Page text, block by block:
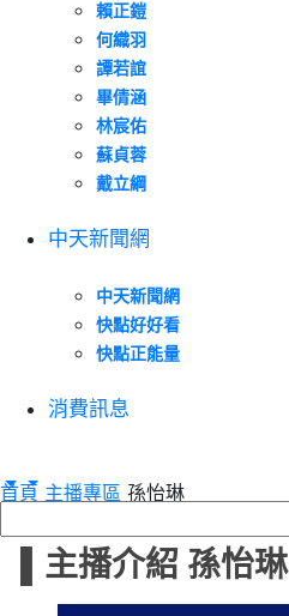
賴正鎧
何織羽
譚若誼
畢倩涵
林宸佑
蘇貞蓉
戴立綱
中天新聞網
中天新聞網
快點好好看
快點正能量
消費訊息
首頁 主播專區 孫怡琳
▌主播介紹 孫怡琳